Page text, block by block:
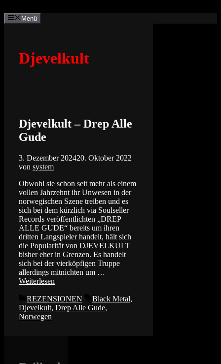
Inhalt
springen
Menü
Djevelkult
Djevelkult – Drep Alle
Gude
3. Dezember 202420. Oktober 2022
von system
Obwohl sie schon seit mehr als einem
vollen Jahrzehnt ihr Unwesen in der
norwegischen Szene treiben und es
sich bei dem kürzlich via Soulseller
Records veröffentlichten „DREP
ALLE GUDE“ bereits um ihren
dritten Langspieler handelt, hält sich
die Popularität von DJEVELKULT
bisher eher in Grenzen. Es handelt
sich bei der vierköpfigen Truppe
allerdings mitnichten um …
Weiterlesen
Kategorien
REZENSIONEN Schlagwörter
Black Metal,
Djevelkult, Drep Alle Gude,
Norwegen